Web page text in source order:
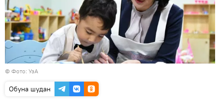
© Фото: УзА
Обуна шудан